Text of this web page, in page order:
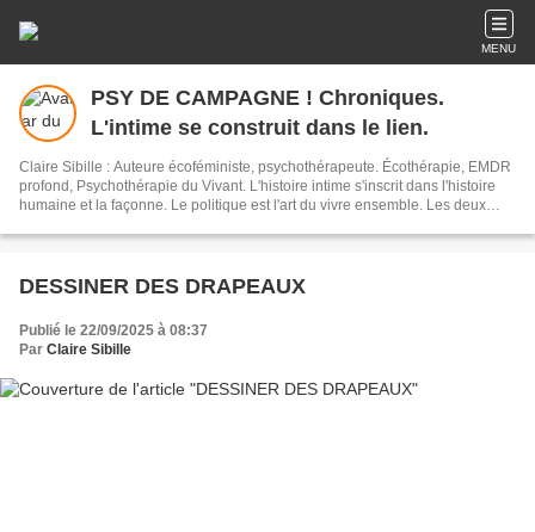
MENU
PSY DE CAMPAGNE ! Chroniques.
L'intime se construit dans le lien.
Claire Sibille : Auteure écoféministe, psychothérapeute. Écothérapie, EMDR
profond, Psychothérapie du Vivant. L'histoire intime s'inscrit dans l'histoire
humaine et la façonne. Le politique est l'art du vivre ensemble. Les deux
du monde. Newsletter : vous recevez mes articles une fois par mois environ.
DESSINER DES DRAPEAUX
Publié le 22/09/2025 à 08:37
Par Claire Sibille